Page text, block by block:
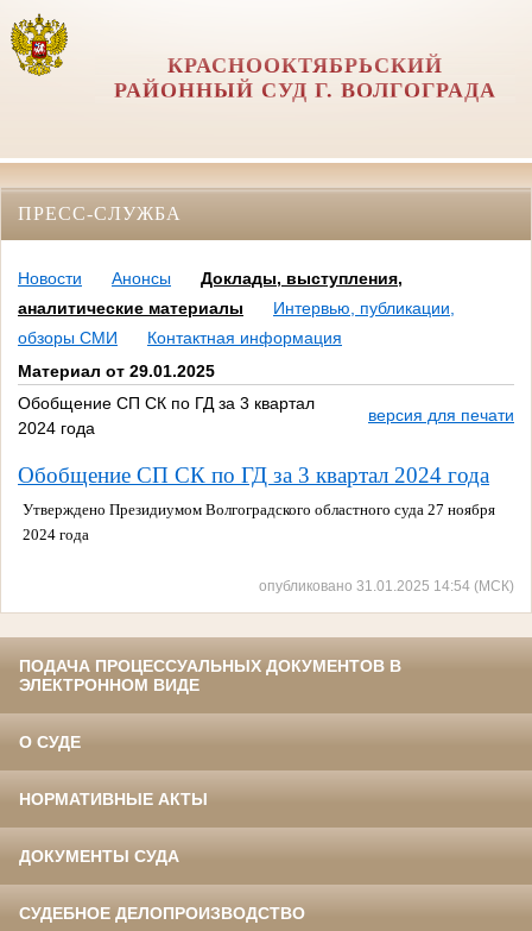
КРАСНООКТЯБРЬСКИЙ
РАЙОННЫЙ СУД Г. ВОЛГОГРАДА
ПРЕСС-СЛУЖБА
Новости Анонсы
Доклады, выступления,
аналитические материалы
Интервью, публикации,
обзоры СМИ
Контактная информация
Материал от 29.01.2025
Обобщение СП СК по ГД за 3 квартал
2024 года
версия для печати
Обобщение СП СК по ГД за 3 квартал 2024 года
Утверждено Президиумом Волгоградского областного суда 27 ноября
2024 года
опубликовано 31.01.2025 14:54 (МСК)
ПОДАЧА ПРОЦЕССУАЛЬНЫХ ДОКУМЕНТОВ В
ЭЛЕКТРОННОМ ВИДЕ
О СУДЕ
НОРМАТИВНЫЕ АКТЫ
ДОКУМЕНТЫ СУДА
СУДЕБНОЕ ДЕЛОПРОИЗВОДСТВО